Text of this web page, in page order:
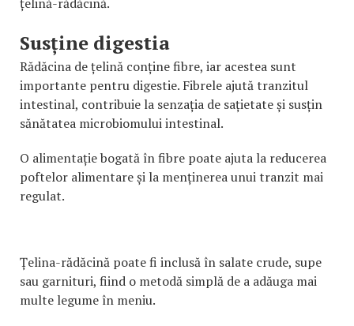
Susține digestia
Rădăcina de țelină conține fibre, iar acestea sunt
importante pentru digestie. Fibrele ajută tranzitul
intestinal, contribuie la senzația de sațietate și susțin
sănătatea microbiomului intestinal.
O alimentație bogată în fibre poate ajuta la reducerea
poftelor alimentare și la menținerea unui tranzit mai
regulat.
Țelina-rădăcină poate fi inclusă în salate crude, supe
sau garnituri, fiind o metodă simplă de a adăuga mai
multe legume în meniu.